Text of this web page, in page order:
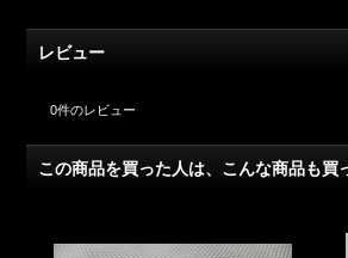
レビュー
0件のレビュー
この商品を買った人は、こんな商品も買